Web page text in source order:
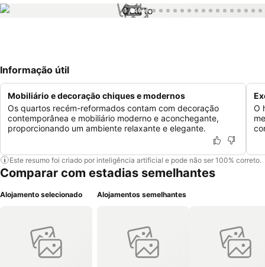
1 / 41
Informação útil
Mobiliário e decoração chiques e modernos
Os quartos recém-reformados contam com decoração
contemporânea e mobiliário moderno e aconchegante,
proporcionando um ambiente relaxante e elegante.
O
Este resumo foi criado por inteligência artificial e pode não ser 100% correto.
Comparar com estadias semelhantes
Alojamento selecionado Alojamentos semelhantes